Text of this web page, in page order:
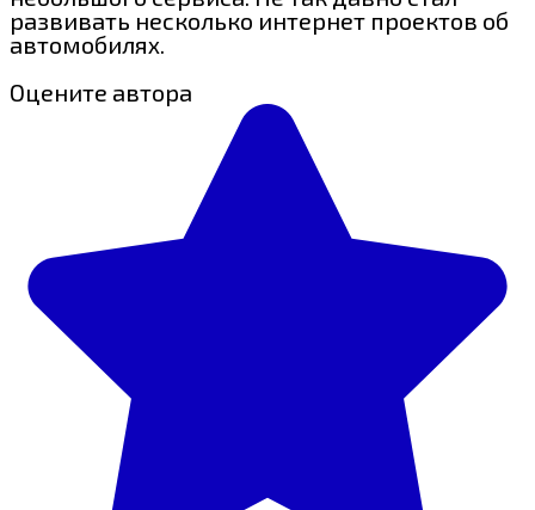
развивать несколько интернет проектов об
автомобилях.
Оцените автора